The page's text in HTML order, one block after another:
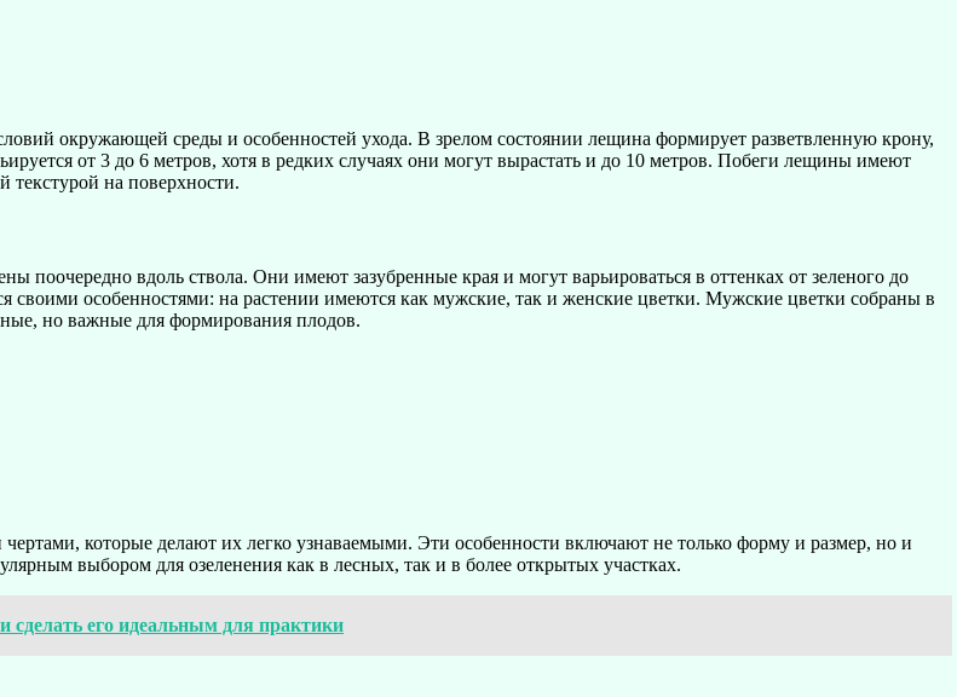
окружающей среды и особенностей ухода. В зрелом состоянии лещина формирует разветвленную крону,
от 3 до 6 метров, хотя в редких случаях они могут вырастать и до 10 метров. Побеги лещины имеют
текстурой на поверхности.
вдоль ствола. Они имеют зазубренные края и могут варьироваться в оттенках от зеленого до
своими особенностями: на растении имеются как мужские, так и женские цветки. Мужские цветки собраны в
но важные для формирования плодов.
которые делают их легко узнаваемыми. Эти особенности включают не только форму и размер, но и
выбором для озеленения как в лесных, так и в более открытых участках.
сделать его идеальным для практики